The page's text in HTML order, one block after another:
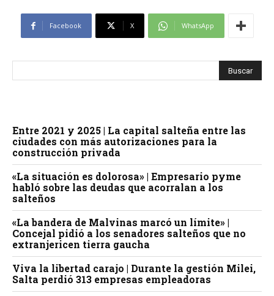
Facebook X WhatsApp
Entre 2021 y 2025 | La capital salteña entre las
ciudades con más autorizaciones para la
construcción privada
«La situación es dolorosa» | Empresario pyme
habló sobre las deudas que acorralan a los
salteños
«La bandera de Malvinas marcó un límite» |
Concejal pidió a los senadores salteños que no
extranjericen tierra gaucha
Viva la libertad carajo | Durante la gestión Milei,
Salta perdió 313 empresas empleadoras